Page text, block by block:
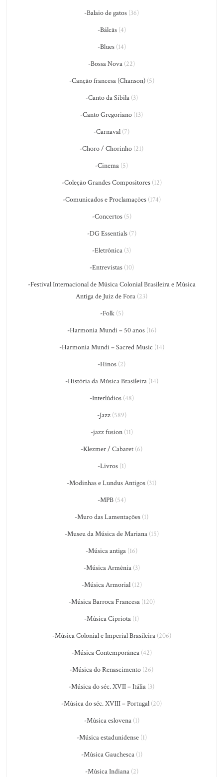
-Balaio de gatos (36)
-Bálcãs(4)
-Blues(14)
-Bossa Nova (22)
-Canção francesa (Chanson)(5)
-Canto da Sibila(3)
-Canto Gregoriano (13)
-Carnaval (7)
-Choro / Chorinho (21)
-Cinema (5)
-Coleção Grandes Compositores(12)
-Comunicados e Proclamações(174)
-Concertos(5)
-DG Essentials(7)
-Eletrônica (3)
-Entrevistas(10)
-Festival Internacional de Música Colonial Brasileira e Música
Antiga de Juiz de Fora (23)
-Folk(5)
-Harmonia Mundi – 50 anos(16)
-Harmonia Mundi – Sacred Music (14)
-Hinos (2)
-História da Música Brasileira(14)
-Interlúdios(48)
-Jazz(589)
-jazz fusion(11)
-Klezmer / Cabaret (6)
-Livros(1)
-Modinhas e Lundus Antigos (31)
-MPB(54)
-Muro das Lamentações (1)
-Museu da Música de Mariana(15)
-Música antiga (16)
-Música Armênia(3)
-Música Armorial(12)
-Música Barroca Francesa(120)
-Música Cipriota (1)
-Música Colonial e Imperial Brasileira(206)
-Música Contemporânea(42)
-Música do Renascimento (26)
-Música do séc. XVII – Itália (3)
-Música do séc. XVIII – Portugal (20)
-Música eslovena(1)
-Música estadunidense(1)
-Música Gauchesca(1)
-Música Indiana(2)